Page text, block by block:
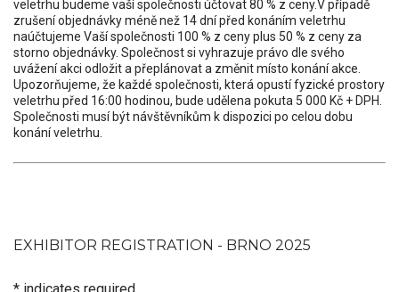
veletrhu budeme vaší společnosti účtovat 80 % z ceny.V případě
zrušení objednávky méně než 14 dní před konáním veletrhu
naúčtujeme Vaší společnosti 100 % z ceny plus 50 % z ceny za
storno objednávky. Společnost si vyhrazuje právo dle svého
uvážení akci odložit a přeplánovat a změnit místo konání akce.
Upozorňujeme, že každé společnosti, která opustí fyzické prostory
veletrhu před 16:00 hodinou, bude udělena pokuta 5 000 Kč + DPH.
Společnosti musí být návštěvníkům k dispozici po celou dobu
konání veletrhu.
EXHIBITOR REGISTRATION - BRNO 2025